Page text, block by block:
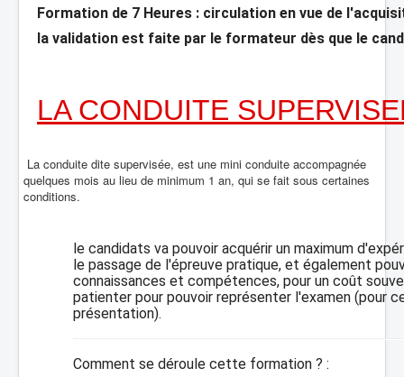
Formation de 7 Heures : circulation en vue de
la validation est faite par le formateur dès que le
LA CONDUITE
La conduite dite supervisée, est une mini conduite accompagnée
quelques mois au lieu de minimum 1 an, qui se fait sous certaines
conditions.
le candidats va pouvoir acquérir un maximum
le passage de l'épreuve pratique, et également
connaissances et compétences, pour un coût
patienter pour pouvoir représenter l'examen (pour
présentation).
Comment se déroule cette formation ? :